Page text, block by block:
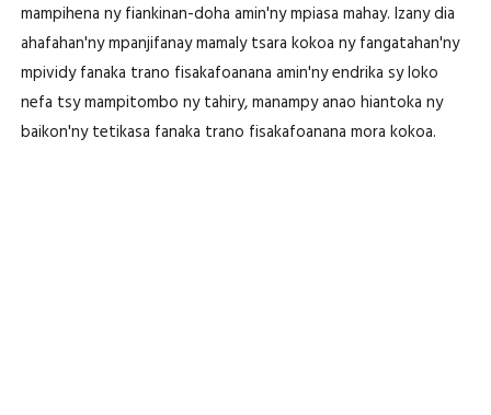
mampihena ny fiankinan-doha amin'ny mpiasa mahay. Izany dia
ahafahan'ny mpanjifanay mamaly tsara kokoa ny fangatahan'ny
mpividy fanaka trano fisakafoanana amin'ny endrika sy loko
nefa tsy mampitombo ny tahiry, manampy anao hiantoka ny
baikon'ny tetikasa fanaka trano fisakafoanana mora kokoa.